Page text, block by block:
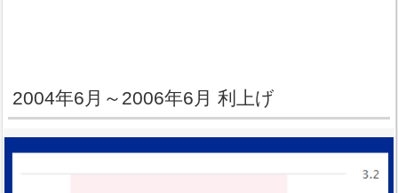
2004年6月～2006年6月 利上げ